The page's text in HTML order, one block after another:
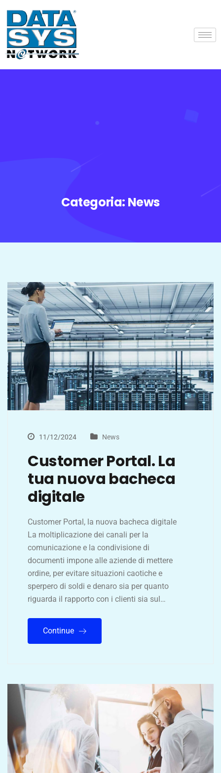
Categoria: News
11/12/2024 News
Customer Portal. La
tua nuova bacheca
digitale
Customer Portal, la nuova bacheca digitale
La moltiplicazione dei canali per la
comunicazione e la condivisione di
documenti impone alle aziende di mettere
ordine, per evitare situazioni caotiche e
sperpero di soldi e denaro sia per quanto
riguarda il rapporto con i clienti sia sul…
Continue